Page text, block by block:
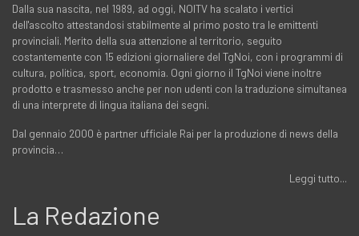
Dalla sua nascita, nel 1989, ad oggi, NOITV ha scalato i vertici
dell'ascolto attestandosi stabilmente al primo posto tra le emittenti
provinciali. Merito della sua attenzione al territorio, seguito
costantemente con 15 edizioni giornaliere del TgNoi, con i programmi di
cultura, politica, sport, economia. Ogni giorno il TgNoi viene inoltre
prodotto e trasmesso anche per non udenti con la traduzione simultanea
di una interprete di lingua italiana dei segni.
Dal gennaio 2000 è partner ufficiale Rai per la produzione di news della
provincia…
Leggi tutto...
La Redazione